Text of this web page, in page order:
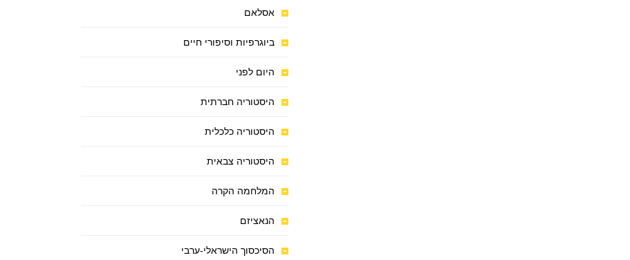
אסלאם
ביוגרפיות וסיפורי חיים
היום לפני
היסטוריה חברתית
היסטוריה כלכלית
היסטוריה צבאית
המלחמה הקרה
הנאציזם
הסיכסוך הישראלי-ערבי